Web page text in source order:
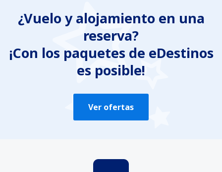
Contiene información incorrecta
No profundiza en el tema
Es demasiado largo
¿Vuelo y alojamiento en una
reserva?
¡Con los paquetes de eDestinos
es posible!
Ver ofertas